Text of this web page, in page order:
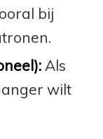
bij
Als
wilt